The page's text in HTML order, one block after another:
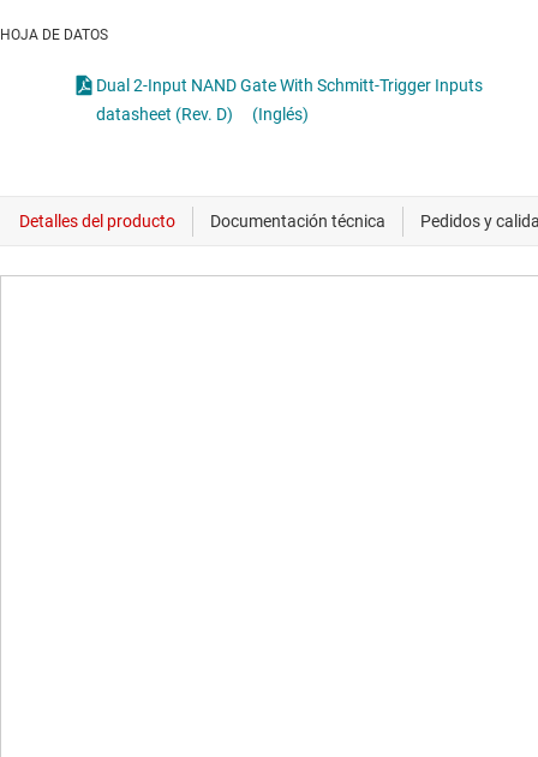
HOJA DE DATOS
Dual 2-Input NAND Gate With Schmitt-Trigger Inputs
datasheet (Rev. D)
(Inglés)